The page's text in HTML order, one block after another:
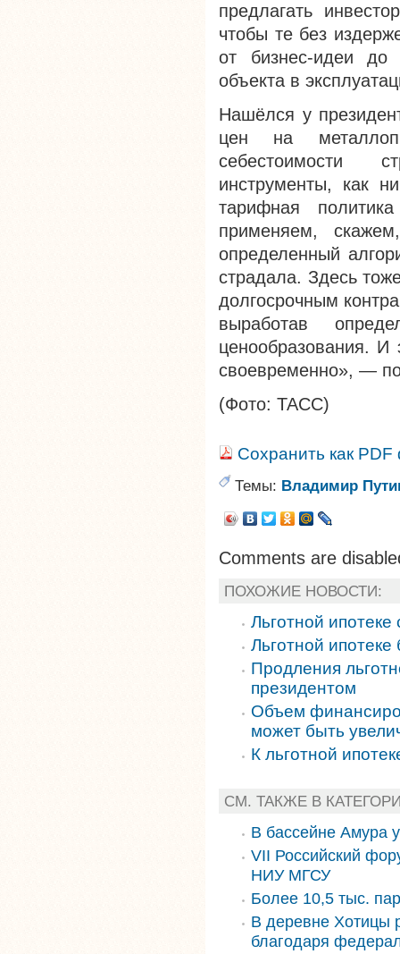
предлагать
чтобы те без
от бизнес-идеи до
объекта в
Нашёлся у
цен на
себестоимости
инструменты, как
тарифная
применяем,
определенный
страдала. Здесь
долгосрочным
выработав
ценообразования. И
своевременно», —
(Фото: ТАСС)
Сохранить как
Темы: Владимир
Comments are
ПОХОЖИЕ НОВОСТИ:
Льготной
Льготной
Продления
президентом
Объем
может быть
К льготной
СМ. ТАКЖЕ В
В бассейне Амура
VII Российский
НИУ МГСУ
Более 10,5 тыс.
В деревне Хотицы
благодаря